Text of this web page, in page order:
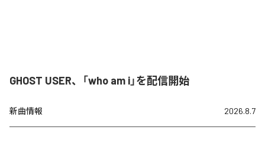
GHOST USER、「who am i」を配信開始
新曲情報 2026.8.7